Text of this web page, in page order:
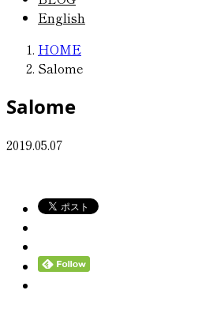
English
HOME
Salome
Salome
2019.05.07